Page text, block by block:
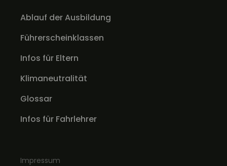
Ablauf der Ausbildung
Führerscheinklassen
Infos für Eltern
Klimaneutralität
Glossar
Infos für Fahrlehrer
Impressum